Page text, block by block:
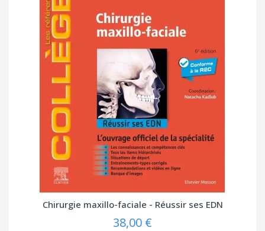
Chirurgie maxillo-faciale - Réussir ses EDN
38,00 €